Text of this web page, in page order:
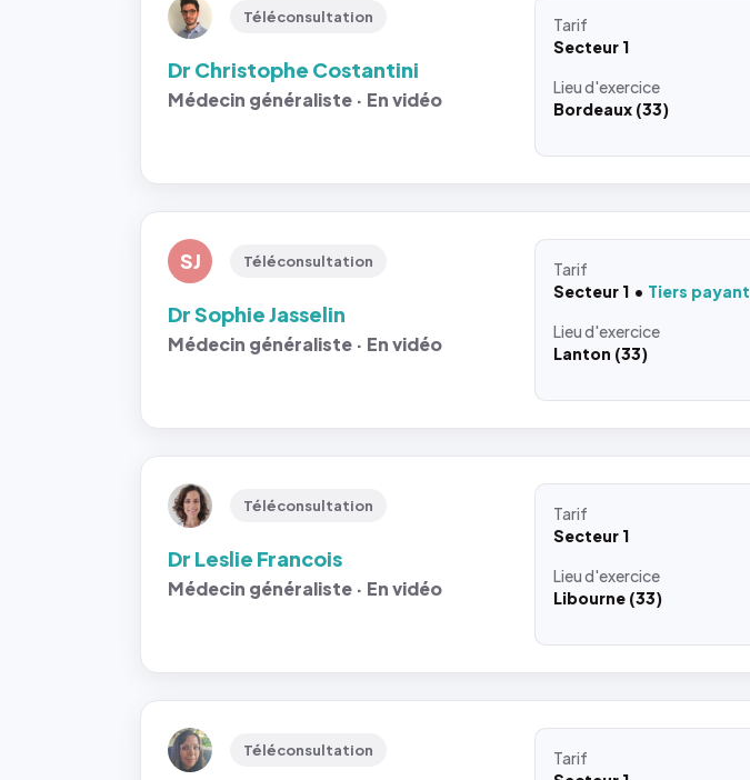
Téléconsultation
Dr Christophe Costantini
Médecin généraliste · En vidéo
Tarif
Secteur 1
Lieud'exercice
Bordeaux (33)
SJ Téléconsultation
Dr Sophie Jasselin
Médecin généraliste · En vidéo
Tarif
Secteur 1
Tiers payant
Lieud'exercice
Lanton (33)
Téléconsultation
Dr Leslie Francois
Médecin généraliste · En vidéo
Tarif
Secteur 1
Lieud'exercice
Libourne (33)
Téléconsultation
Tarif